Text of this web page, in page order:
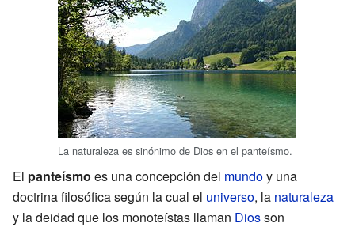
La naturaleza es sinónimo de Dios en el panteísmo.
El panteísmo es una concepción del mundoy una
doctrina filosófica según la cual el universo, la naturaleza
y la deidad que los monoteístas llaman Diosson